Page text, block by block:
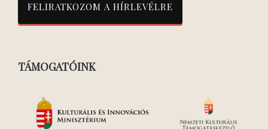
TÁMOGATÓINK